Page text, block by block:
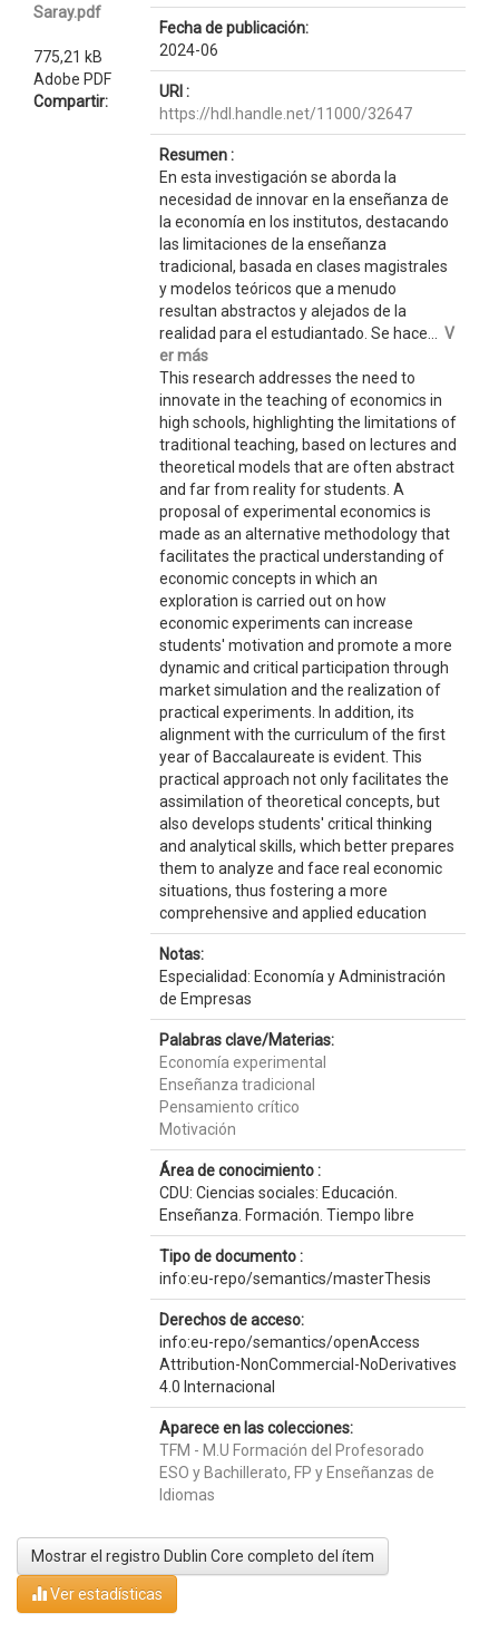
Saray.pdf
775,21 kB
Adobe PDF
Compartir:
Fecha de publicación:
2024-06
URI :
https://hdl.handle.net/11000/32647
Resumen :
En esta investigación se aborda la
necesidad de innovar en la enseñanza de
la economía en los institutos, destacando
las limitaciones de la enseñanza
tradicional, basada en clases magistrales
y modelos teóricos que a menudo
resultan abstractos y alejados de la
realidad para el estudiantado. Se hace... V
er más
This research addresses the need to
innovate in the teaching of economics in
high schools, highlighting the limitations of
traditional teaching, based on lectures and
theoretical models that are often abstract
and far from reality for students. A
proposal of experimental economics is
made as an alternative methodology that
facilitates the practical understanding of
economic concepts in which an
exploration is carried out on how
economic experiments can increase
students' motivation and promote a more
dynamic and critical participation through
market simulation and the realization of
practical experiments. In addition, its
alignment with the curriculum of the first
year of Baccalaureate is evident. This
practical approach not only facilitates the
assimilation of theoretical concepts, but
also develops students' critical thinking
and analytical skills, which better prepares
them to analyze and face real economic
situations, thus fostering a more
comprehensive and applied education
Notas:
Especialidad: Economía y Administración
de Empresas
Palabras clave/Materias:
Economía experimental
Enseñanza tradicional
Pensamiento crítico
Motivación
Área de conocimiento :
CDU: Ciencias sociales: Educación.
Enseñanza. Formación. Tiempo libre
Tipo de documento :
info:eu-repo/semantics/masterThesis
Derechos de acceso:
info:eu-repo/semantics/openAccess
Attribution-NonCommercial-NoDerivatives
4.0 Internacional
Aparece en las colecciones:
TFM - M.U Formación del Profesorado
ESO y Bachillerato, FP y Enseñanzas de
Idiomas
Mostrar el registro Dublin Core completo del ítem
Ver estadísticas